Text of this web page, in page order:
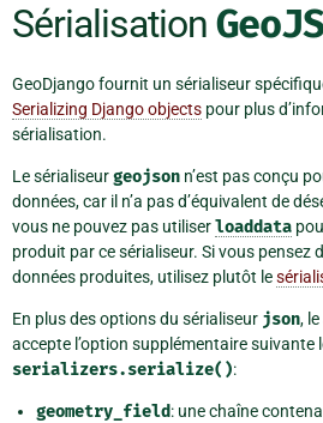
Sérialisation
GeoDjango fournit un sérialiseur
Serializing Django objects pour plus
sérialisation.
Le sérialiseurgeojson n’est pas conçu
données, car il n’a pas d’équivalent de
vous ne pouvez pas utiliserloaddata
produit par ce sérialiseur. Si vous pensez
données produites, utilisez plutôt le
En plus des options du sérialiseur json,
accepte l’option supplémentaire suivante
serializers.serialize():
geometry_field: une chaîne